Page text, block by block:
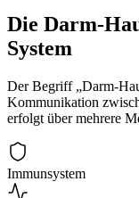
Die Darm-
System
Der Begriff „Darm-
Kommunikation
erfolgt über mehrere
Immunsystem